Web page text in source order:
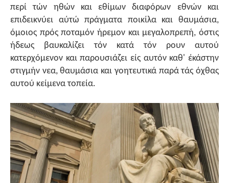
περί τών ηθών και εθίμων διαφόρων εθνών και
επιδεικνύει αύτώ πράγματα ποικίλα και θαυμάσια,
όμοιος πρός ποταμόν ήρεμον και μεγαλοπρεπή, όστις
ήδεως βαυκαλίζει τόν κατά τόν ρουν αυτού
κατερχόμενον και παρουσιάζει είς αυτόν καθ' έκάστην
στιγμήν νεα, θαυμάσια και γοητευτικά παρά τάς όχθας
αυτού κείμενα τοπεία.